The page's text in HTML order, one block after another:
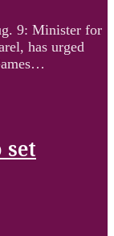
9: Minister for
has urged
set